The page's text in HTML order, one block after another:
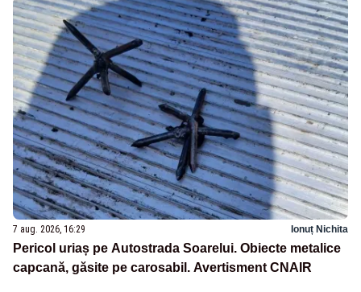
7 aug. 2026, 16:29 Ionuț Nichita
Pericol uriaș pe Autostrada Soarelui. Obiecte metalice
capcană, găsite pe carosabil. Avertisment CNAIR